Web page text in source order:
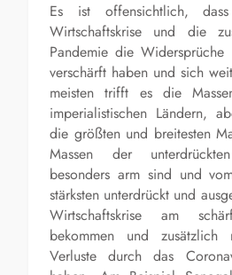
Es ist offensichtlich,
Wirtschaftskrise und die
Pandemie die
verschärft haben und sich
meisten trifft es die
imperialistischen Ländern,
die größten und breitesten
Massen der
besonders arm sind und
stärksten unterdrückt und
Wirtschaftskrise am
bekommen und
Verluste durch das